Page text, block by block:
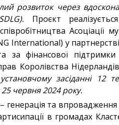
розвиток через
Проєкт
Асоціації
International) у
за фінансової підтримки
Королівства
засіданні 12
червня 2024 року.
генерація та впровадження
в громадах